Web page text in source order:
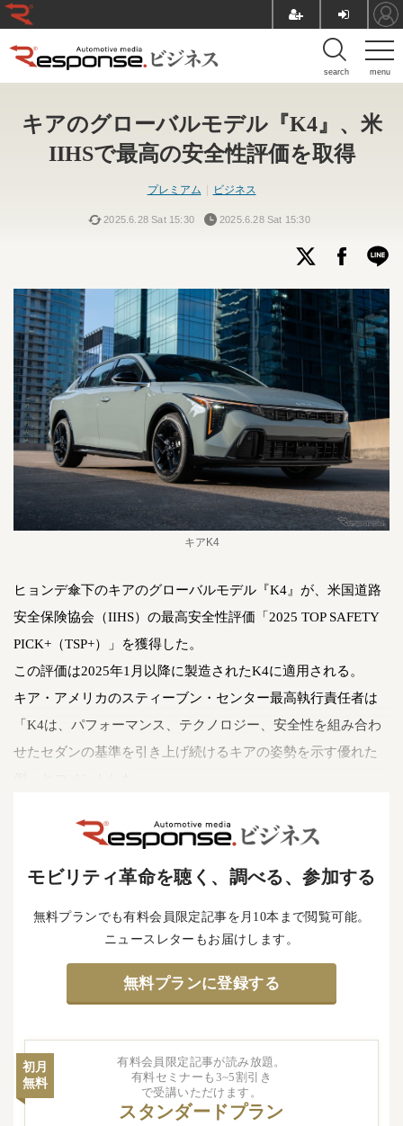
menu
search
キアのグローバルモデル『K4』、米
IIHSで最高の安全性評価を取得
プレミアム ビジネス
2025.6.28 Sat 15:30 2025.6.28 Sat 15:30
キアK4
ヒョンデ傘下のキアのグローバルモデル『K4』が、米国道路
安全保険協会（IIHS）の最高安全性評価「2025 TOP SAFETY
PICK+（TSP+）」を獲得した。
この評価は2025年1月以降に製造されたK4に適用される。
キア・アメリカのスティーブン・センター最高執行責任者は
「K4は、パフォーマンス、テクノロジー、安全性を組み合わ
せたセダンの基準を引き上げ続けるキアの姿勢を示す優れた
モビリティ革命を聴く、調べる、参加する
無料プランでも有料会員限定記事を月10本まで閲覧可能。
ニュースレターもお届けします。
無料プランに登録する
有料会員限定記事が読み放題。
有料セミナーも3~5割引き
で受講いただけます。
初月
無料
スタンダードプラン